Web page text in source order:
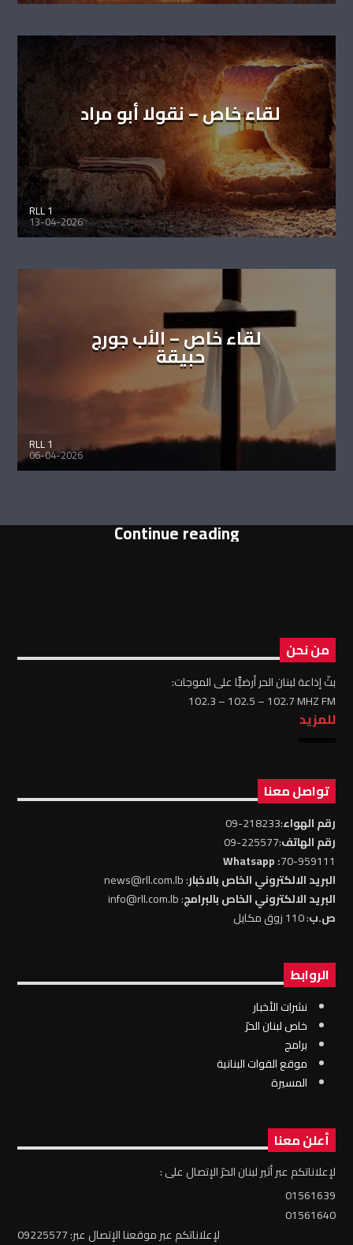
لقاء خاص – نقولا أبو مراد
RLL 1
13-04-2026
لقاء خاص – الأب جورج
حبيقة
RLL 1
06-04-2026
Continue reading
من نحن
بثّ إذاعة لبنان الحر أرضيًّا على الموجات:
102.3 – 102.5 – 102.7 MHZ FM
للمزيد
تواصل معنا
رقم الهواء:218233-09
رقم الهاتف:225577-09
70-959111
: Whatsapp
البريد الالكتروني الخاص بالاخبار: news@rll.com.lb
البريد الالكتروني الخاص بالبرامج: info@rll.com.lb
ص.ب: 110 زوق مكايل
الروابط
نشرات الأخبار
خاص لبنان الحرّ
برامج
موقع القوات البنانية
المسيرة
أعلن معنا
لإعلاناتكم عبر أثير لبنان الحرّ الإتصال على :
01561639
01561640
لإعلاناتكم عبر موقعنا الإتصال عبر: 09225577